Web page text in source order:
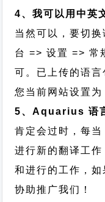
4、我可以用中英
当然可以，要切
台 => 设置 => 常
可。已上传的语
您当前网站设置为
5、Aquarius 语
肯定会过时，每
进行新的翻译工
和进行的工作，
协助推广我们！